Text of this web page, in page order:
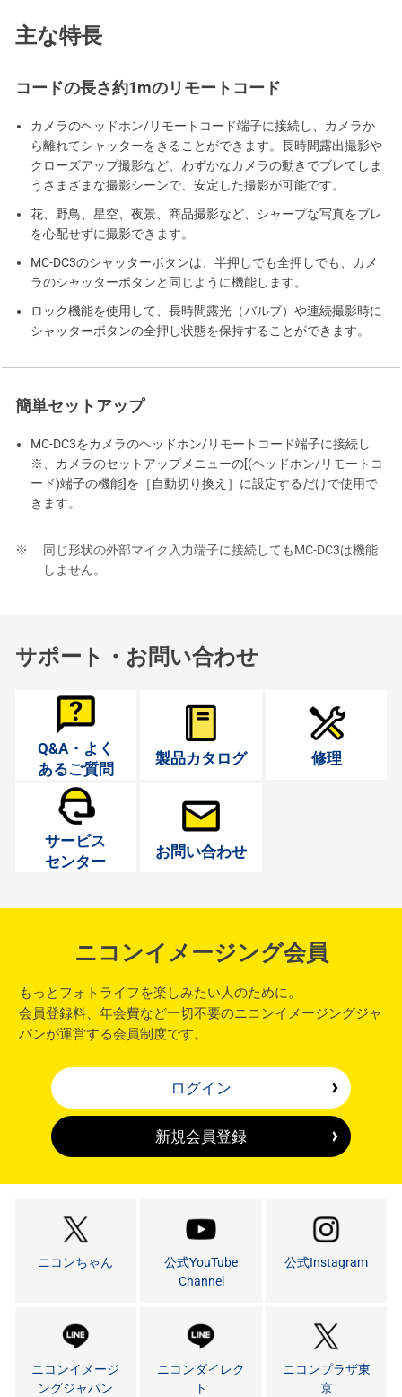
主な特長
コードの長さ約1mのリモートコード
カメラのヘッドホン/リモートコード端子に接続し、カメラか
ら離れてシャッターをきることができます。長時間露出撮影や
クローズアップ撮影など、わずかなカメラの動きでブレてしま
うさまざまな撮影シーンで、安定した撮影が可能です。
花、野鳥、星空、夜景、商品撮影など、シャープな写真をブレ
を心配せずに撮影できます。
MC-DC3のシャッターボタンは、半押しでも全押しでも、カメ
ラのシャッターボタンと同じように機能します。
ロック機能を使用して、長時間露光（バルブ）や連続撮影時に
シャッターボタンの全押し状態を保持することができます。
簡単セットアップ
MC-DC3をカメラのヘッドホン/リモートコード端子に接続し
※、カメラのセットアップメニューの[(ヘッドホン/リモートコ
ード)端子の機能]を［自動切り換え］に設定するだけで使用で
きます。
同じ形状の外部マイク入力端子に接続してもMC-DC3は機能
しません。
サポート・お問い合わせ
Q&A・よく
あるご質問
製品カタログ 修理
サービス
センター
お問い合わせ
ニコンイメージング会員
もっとフォトライフを楽しみたい人のために。
会員登録料、年会費など一切不要のニコンイメージングジャ
パンが運営する会員制度です。
ログイン
新規会員登録
ニコンちゃん
公式YouTube
Channel
公式Instagram
ニコンイメージ
ングジャパン
ニコンダイレク
ト
ニコンプラザ東
京